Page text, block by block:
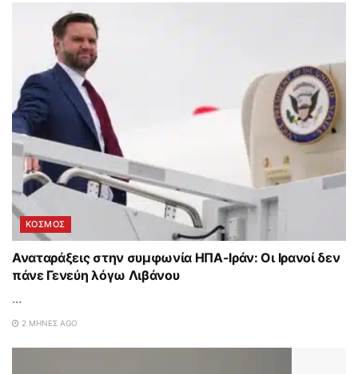
ΚΟΣΜΟΣ
Αναταράξεις στην συμφωνία ΗΠΑ-Ιράν: Οι Ιρανοί δεν
πάνε Γενεύη λόγω Λιβάνου
...
2 ΜΉΝΕΣ AGO